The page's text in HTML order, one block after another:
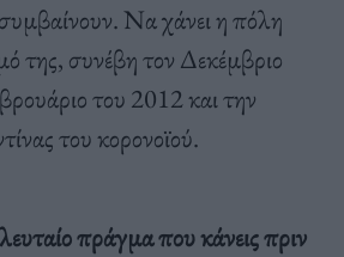
Να χάνει η πόλη
της, συνέβη τον Δεκέμβριο
του 2012 και την
του κορονοϊού.
πράγμα που κάνεις πριν